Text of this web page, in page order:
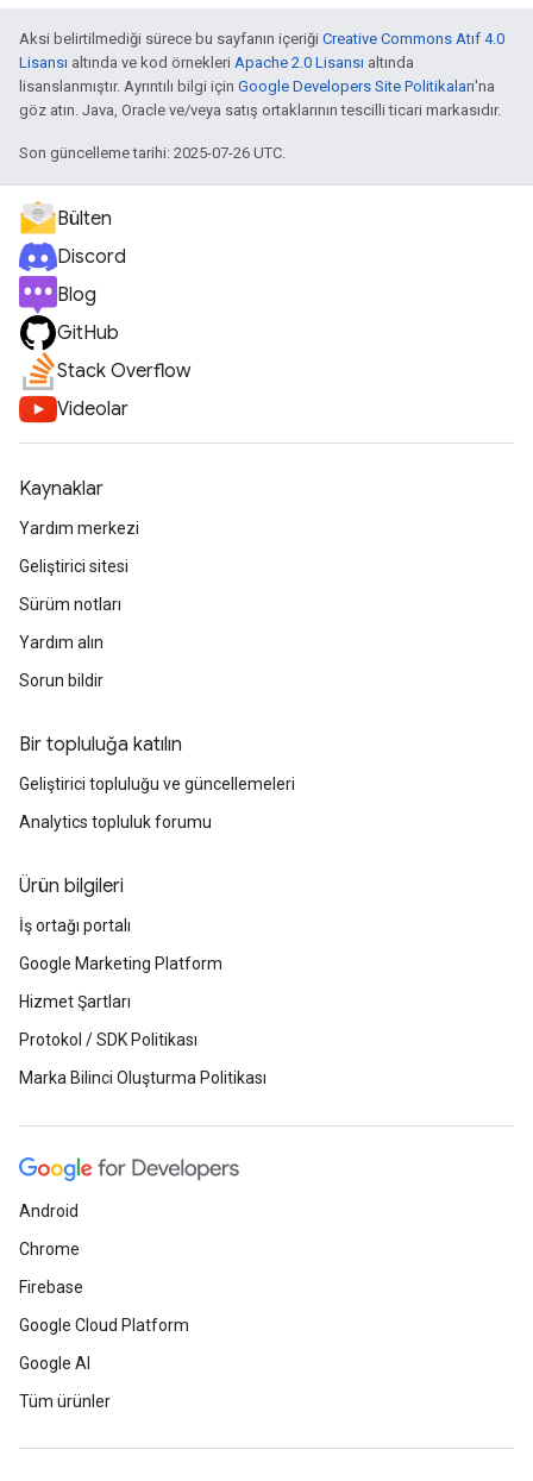
Aksi belirtilmediği sürece bu sayfanın içeriği Creative Commons Atıf 4.0
Lisansı altında ve kod örnekleri Apache 2.0 Lisansı altında
lisanslanmıştır. Ayrıntılı bilgi için Google Developers Site Politikaları'na
göz atın. Java, Oracle ve/veya satış ortaklarının tescilli ticari markasıdır.
Son güncelleme tarihi: 2025-07-26 UTC.
Bülten
Discord
Blog
GitHub
Stack Overflow
Videolar
Kaynaklar
Yardım merkezi
Geliştirici sitesi
Sürüm notları
Yardım alın
Sorun bildir
Bir topluluğa katılın
Geliştirici topluluğu ve güncellemeleri
Analytics topluluk forumu
Ürün bilgileri
İş ortağı portalı
Google Marketing Platform
Hizmet Şartları
Protokol / SDK Politikası
Marka Bilinci Oluşturma Politikası
Android
Chrome
Firebase
Google Cloud Platform
Google AI
Tüm ürünler